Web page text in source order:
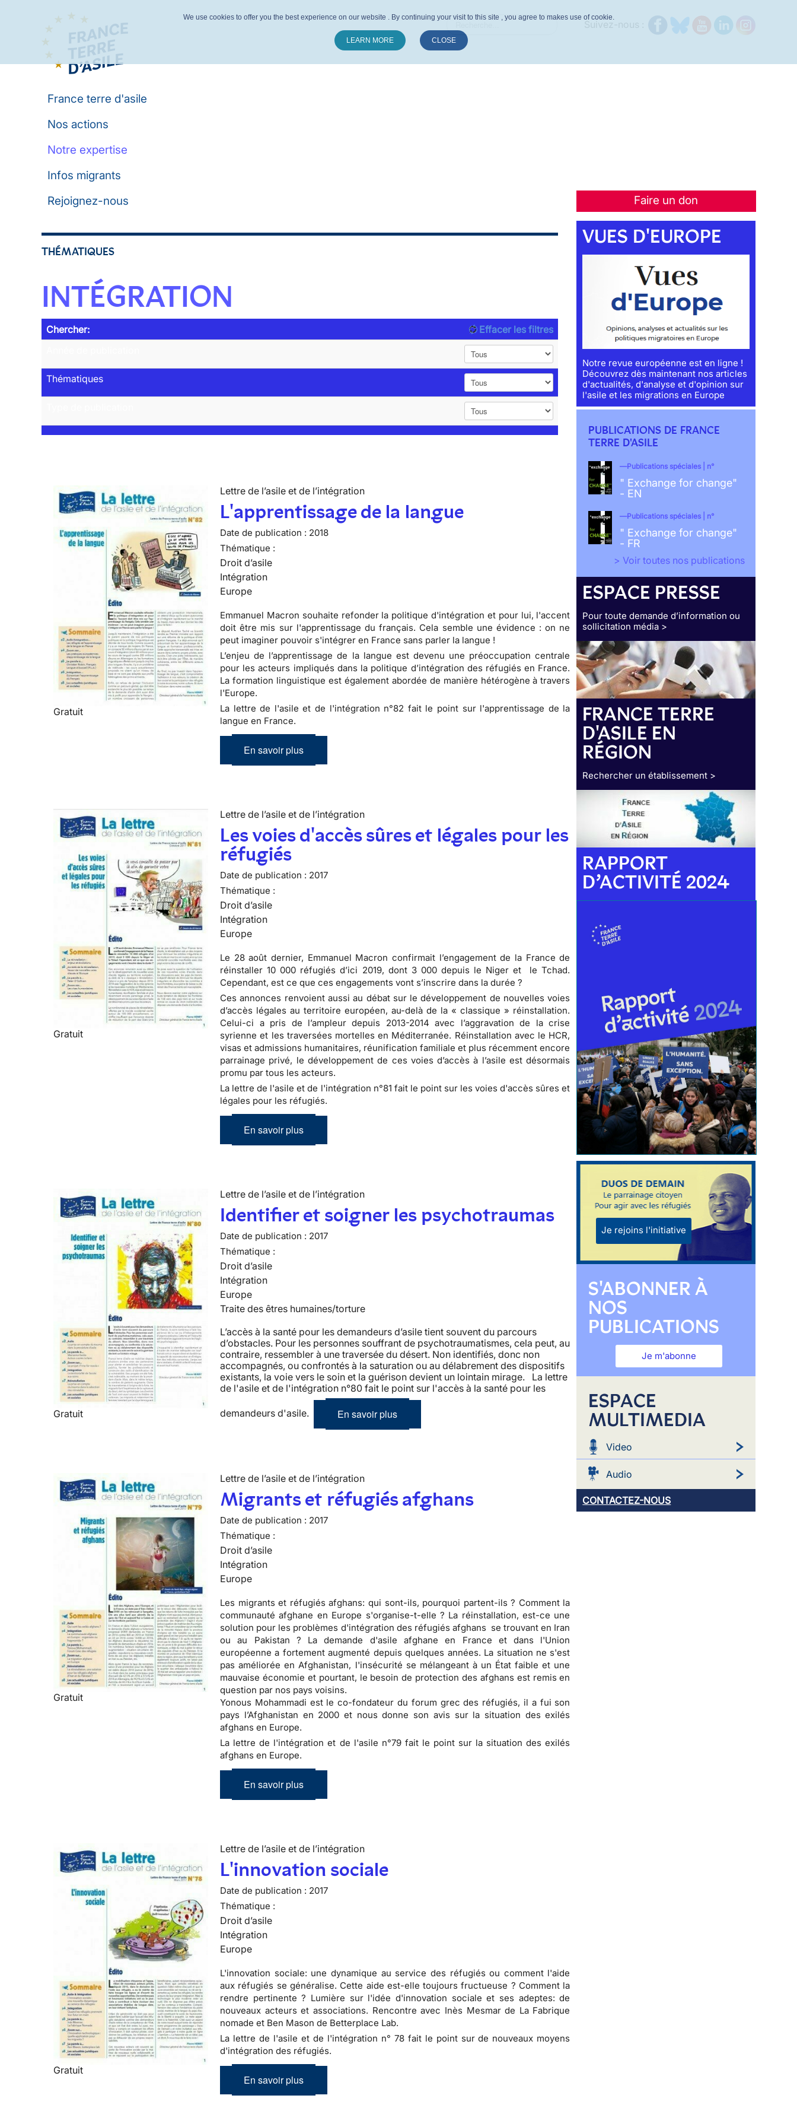
France terre d'asile
Nos actions
Notre expertise
Infos migrants
Faire un don
Rejoignez-nous
THÉMATIQUES
INTÉGRATION
Chercher:
Effacer les filtres
Thématiques
Gratuit
Lettre de l’asile et de l’intégration
L'apprentissage de la langue
Date de publication : 2018
Thématique :
Droit d’asile
Intégration
Europe
Emmanuel Macron souhaite refonder la politique d'intégration et pour lui, l'accent
doit être mis sur l'apprentissage du français. Cela semble une évidence : on ne
peut imaginer pouvoir s'intégrer en France sans parler la langue !
L’enjeu de l’apprentissage de la langue est devenu une préoccupation centrale
pour les acteurs impliqués dans la politique d’intégration des réfugiés en France.
La formation linguistique est également abordée de manière hétérogène à travers
l'Europe.
La lettre de l'asile et de l'intégration n°82 fait le point sur l'apprentissage de la
langue en France.
En savoir plus
Gratuit
Lettre de l’asile et de l’intégration
Les voies d'accès sûres et légales pour les
réfugiés
Date de publication : 2017
Thématique :
Droit d’asile
Intégration
Europe
Le 28 août dernier, Emmanuel Macron confirmait l’engagement de la France de
réinstaller 10 000 réfugiés d’ici 2019, dont 3 000 depuis le Niger et le Tchad.
Cependant, est ce que ces engagements vont s’inscrire dans la durée ?
Ces annonces renvoient aussi au débat sur le développement de nouvelles voies
d’accès légales au territoire européen, au-delà de la « classique » réinstallation.
Celui-ci a pris de l’ampleur depuis 2013-2014 avec l’aggravation de la crise
syrienne et les traversées mortelles en Méditerranée. Réinstallation avec le HCR,
visas et admissions humanitaires, réunification familiale et plus récemment encore
parrainage privé, le développement de ces voies d’accès à l’asile est désormais
promu par tous les acteurs.
La lettre de l'asile et de l'intégration n°81 fait le point sur les voies d'accès sûres et
légales pour les réfugiés.
En savoir plus
Gratuit
Lettre de l’asile et de l’intégration
Identifier et soigner les psychotraumas
Date de publication : 2017
Thématique :
Droit d’asile
Intégration
Europe
Traite des êtres humaines/torture
L’accès à la santé pour les demandeurs d’asile tient souvent du parcours
d’obstacles. Pour les personnes souffrant de psychotraumatismes, cela peut, au
contraire, ressembler à une traversée du désert. Non identifiés, donc non
accompagnés, ou confrontés à la saturation ou au délabrement des dispositifs
existants, la voie vers le soin et la guérison devient un lointain mirage. La lettre
de l'asile et de l'intégration n°80 fait le point sur l'accès à la santé pour les
demandeurs d'asile. En savoir plus
Gratuit
Lettre de l’asile et de l’intégration
Migrants et réfugiés afghans
Date de publication : 2017
Thématique :
Droit d’asile
Intégration
Europe
Les migrants et réfugiés afghans: qui sont-ils, pourquoi partent-ils ? Comment la
communauté afghane en Europe s'organise-t-elle ? La réinstallation, est-ce une
solution pour les problèmes d'intégration des réfugiés afghans se trouvant en Iran
ou au Pakistan ? La demande d'asile afghane en France et dans l'Union
européenne a fortement augmenté depuis quelques années. La situation ne s'est
pas améliorée en Afghanistan, l'insécurité se mélangeant à un État faible et une
mauvaise économie et pourtant, le besoin de protection des afghans est remis en
question par nos pays voisins.
Yonous Mohammadi est le co-fondateur du forum grec des réfugiés, il a fui son
pays l’Afghanistan en 2000 et nous donne son avis sur la situation des exilés
afghans en Europe.
La lettre de l'intégration et de l'asile n°79 fait le point sur la situation des exilés
afghans en Europe.
En savoir plus
Gratuit
Lettre de l’asile et de l’intégration
L'innovation sociale
Date de publication : 2017
Thématique :
Droit d’asile
Intégration
Europe
L'innovation sociale: une dynamique au service des réfugiés ou comment l'aide
aux réfugiés se généralise. Cette aide est-elle toujours fructueuse ? Comment la
rendre pertinente ? Lumière sur l'idée d'innovation sociale et ses adeptes: de
nouveaux acteurs et associations. Rencontre avec Inès Mesmar de La Fabrique
nomade et Ben Mason de Betterplace Lab.
La lettre de l'asile et de l'intégration n° 78 fait le point sur de nouveaux moyens
d'intégration des réfugiés.
En savoir plus
VUES D'EUROPE
Notre revue européenne est en ligne !
Découvrez dès maintenant nos articles
d'actualités, d'analyse et d'opinion sur
l'asile et les migrations en Europe
PUBLICATIONS DE FRANCE
TERRE D'ASILE
Publications spéciales | n°
" Exchange for change"
- EN
Publications spéciales | n°
" Exchange for change"
- FR
> Voir toutes nos publications
ESPACE PRESSE
Pour toute demande d’information ou
sollicitation média >
FRANCE TERRE
D'ASILE EN
RÉGION
Rechercher un établissement >
RAPPORT
D’ACTIVITÉ 2024
Je rejoins l'initiative
S'ABONNER À
NOS
PUBLICATIONS
Je m'abonne
ESPACE
MULTIMEDIA
Video
Audio
CONTACTEZ-NOUS
We use cookies to offer you the best experience on our website . By continuing your visit to this site , you agree to makes use of cookie.
LEARN MORE CLOSE